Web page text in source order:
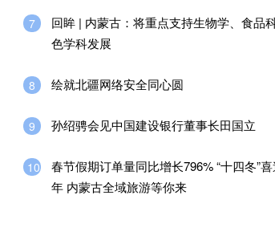
7
回眸 | 内蒙古：将重点支持生物学、食品
色学科发展
8 绘就北疆网络安全同心圆
9 ​孙绍骋会见中国建设银行董事长田国立
10
春节假期订单量同比增长796% “十四冬”
年 内蒙古全域旅游等你来